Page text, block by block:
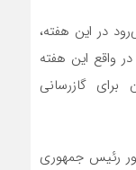
در این هفته،
واقع این هفته
گازرسانی
با دستور رئیس جمهوری